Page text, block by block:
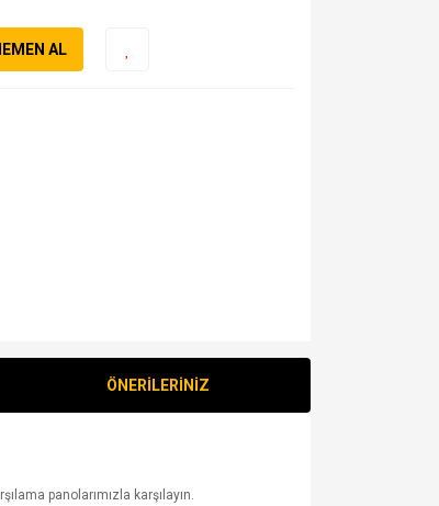
AL
ÖNERİLERİNİZ
panolarımızla karşılayın.